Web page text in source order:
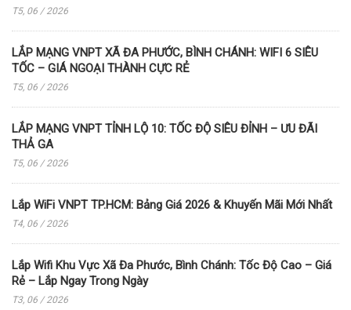
T5, 06 / 2026
LẮP MẠNG VNPT XÃ ĐA PHƯỚC, BÌNH CHÁNH: WIFI 6 SIÊU
TỐC – GIÁ NGOẠI THÀNH CỰC RẺ
T5, 06 / 2026
LẮP MẠNG VNPT TỈNH LỘ 10: TỐC ĐỘ SIÊU ĐỈNH – ƯU ĐÃI
THẢ GA
T5, 06 / 2026
Lắp WiFi VNPT TP.HCM: Bảng Giá 2026 & Khuyến Mãi Mới Nhất
T4, 06 / 2026
Lắp Wifi Khu Vực Xã Đa Phước, Bình Chánh: Tốc Độ Cao – Giá
Rẻ – Lắp Ngay Trong Ngày
T3, 06 / 2026